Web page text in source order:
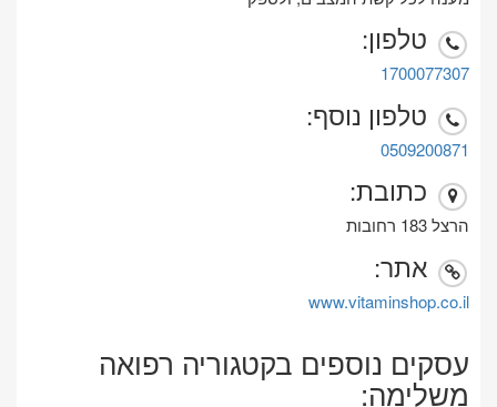
טלפון:
1700077307
טלפון נוסף:
0509200871
כתובת:
הרצל 183 רחובות
אתר:
www.vitaminshop.co.il
עסקים נוספים בקטגוריה רפואה
משלימה: